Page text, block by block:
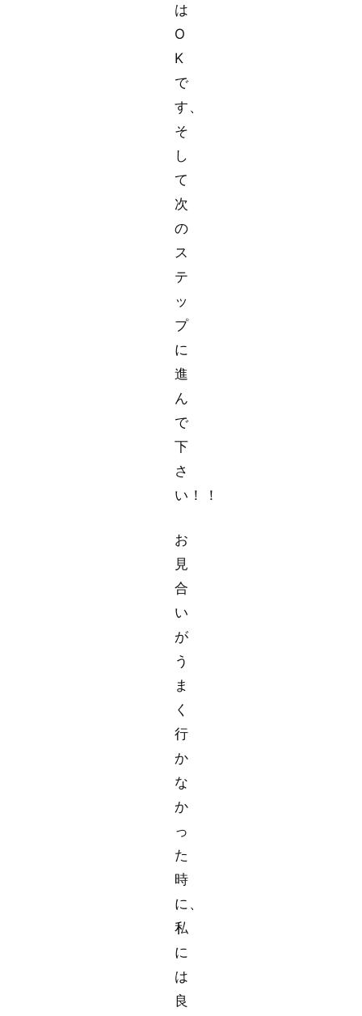
は
O
K
で
す、
そ
し
て
次
の
ス
テ
ッ
プ
に
進
ん
で
下
さ
い！！
お
見
合
い
が
う
ま
く
行
か
な
か
っ
た
時
に、
私
に
は
良